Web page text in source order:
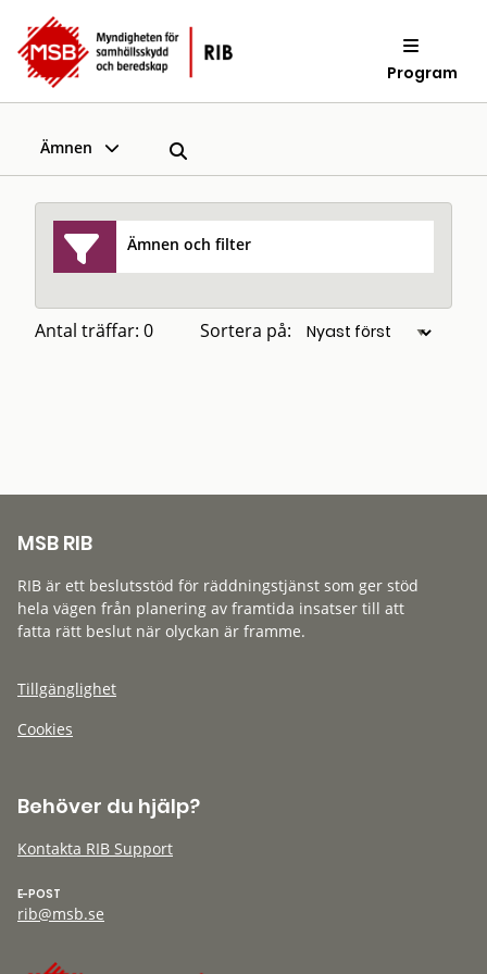
Program
Ämnen
Ämnen och filter
Antal träffar: 0 Sortera på:
MSB RIB
RIB är ett beslutsstöd för räddningstjänst som ger stöd
hela vägen från planering av framtida insatser till att
fatta rätt beslut när olyckan är framme.
Tillgänglighet
Cookies
Behöver du hjälp?
Kontakta RIB Support
E-POST
rib@msb.se